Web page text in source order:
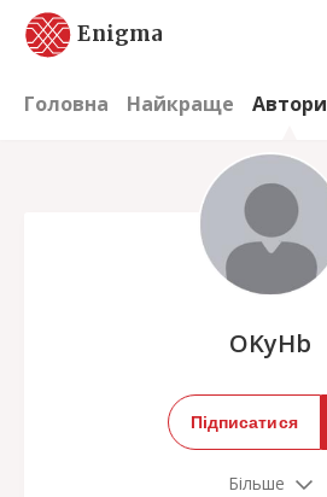
Enigma
Головна Найкраще Автори
OKyHb
Підписатися
Більше